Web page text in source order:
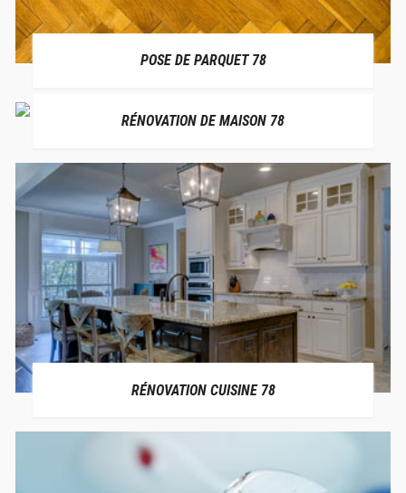
POSE DE PARQUET 78
RÉNOVATION DE MAISON 78
RÉNOVATION CUISINE 78